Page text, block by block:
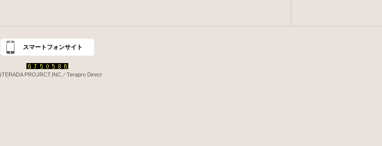
スマートフォンサイト
PROJRCT.INC／Terapro Direct